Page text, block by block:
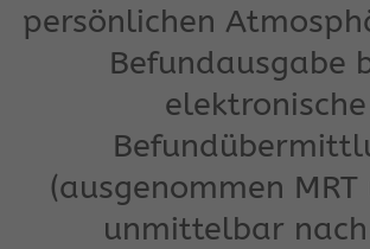
persönlichen
Befundausgabe
elektronische
(ausgenommen MRT
unmittelbar